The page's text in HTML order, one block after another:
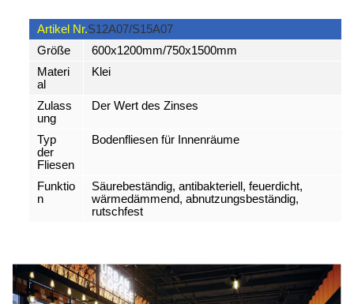
Artikel Nr.S12A07/S15A07
Größe
600x1200mm/750x1500mm
Materi
al
Klei
Zulass
ung
Der Wert des Zinses
Typ
der
Fliesen
Bodenfliesen für Innenräume
Funktio
n
Säurebeständig, antibakteriell, feuerdicht,
wärmedämmend, abnutzungsbeständig,
rutschfest